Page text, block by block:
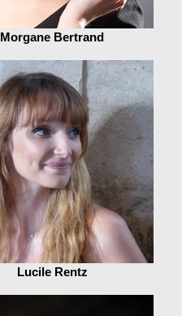
Morgane Bertrand
Lucile Rentz